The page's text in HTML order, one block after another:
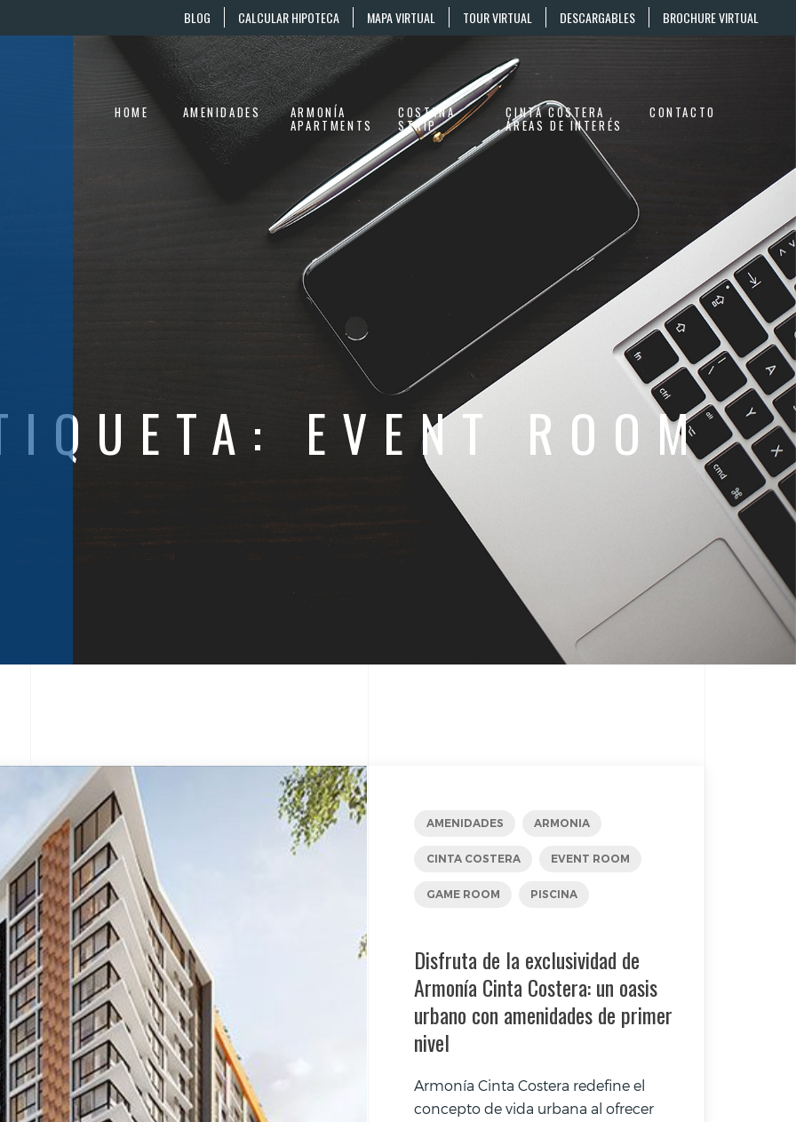
BROCHURE VIRTUAL
DESCARGABLES
TOUR VIRTUAL
MAPA VIRTUAL
CALCULAR HIPOTECA
BLOG
HOME AMENIDADES ARMONÍA
APARTMENTS
COSTANA
STRIP
CINTA COSTERA
ÁREAS DE INTERÉS
CONTACTO
EVENT ROOM
AMENIDADES ARMONIA
CINTA COSTERA EVENT ROOM
GAME ROOM PISCINA
Disfruta de la exclusividad de
Armonía Cinta Costera: un oasis
urbano con amenidades de primer
nivel
Armonía Cinta Costera redefine el
concepto de vida urbana al ofrecer